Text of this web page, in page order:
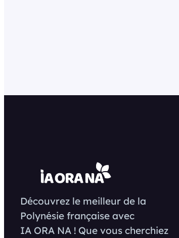
Découvrez le meilleur de la
Polynésie française avec
IA ORA NA ! Que vous cherchiez